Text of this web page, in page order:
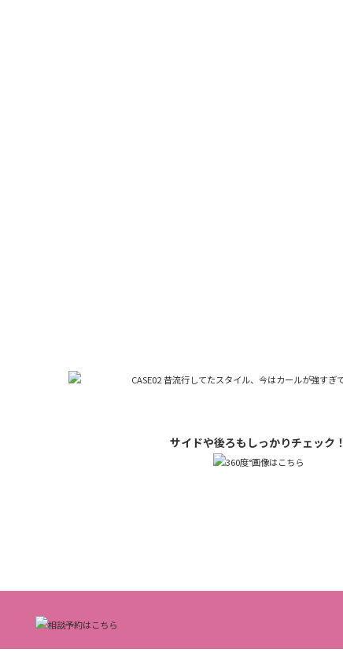
サイドや後ろもしっかりチェック！